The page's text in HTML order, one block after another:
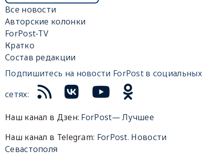
Все новости
Авторские колонки
ForPost-TV
Кратко
Состав редакции
Подпишитесь на новости ForPost в социальных
сетях:
Наш канал в Дзен: ForPost— Лучшее
Наш канал в Telegram: ForPost. Новости
Севастополя